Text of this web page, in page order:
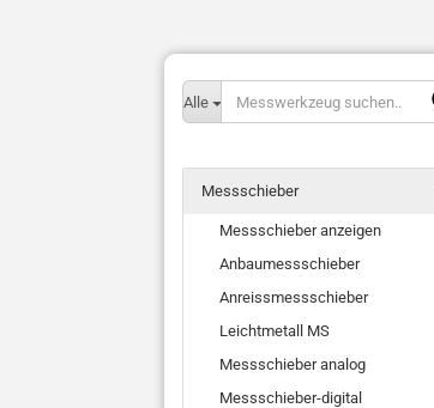
Alle
Messschieber
Messschieber anzeigen
Anbaumessschieber
Anreissmessschieber
Leichtmetall MS
Messschieber analog
Messschieber-digital